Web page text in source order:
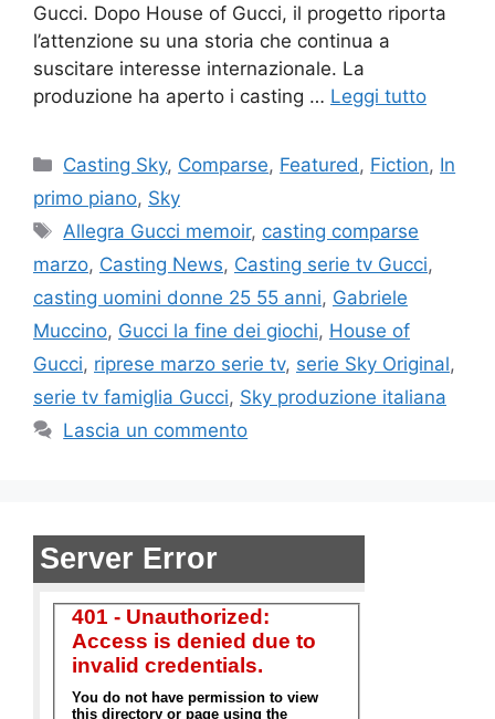
Gucci. Dopo House of Gucci, il progetto riporta
l’attenzione su una storia che continua a
suscitare interesse internazionale. La
produzione ha aperto i casting … Leggi tutto
Categorie
Casting Sky, Comparse, Featured , Fiction, In
primo piano, Sky
Tag
Allegra Gucci memoir, casting comparse
marzo, Casting News, Casting serie tv Gucci,
casting uomini donne 25 55 anni, Gabriele
Muccino, Gucci la fine dei giochi, House of
Gucci, riprese marzo serie tv, serie Sky Original,
serie tv famiglia Gucci, Sky produzione italiana
Lascia un commento